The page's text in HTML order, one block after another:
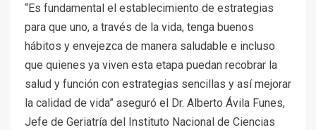
“Es fundamental el establecimiento de estrategias
para que uno, a través de la vida, tenga buenos
hábitos y envejezca de manera saludable e incluso
que quienes ya viven esta etapa puedan recobrar la
salud y función con estrategias sencillas y así mejorar
la calidad de vida” aseguró el Dr. Alberto Ávila Funes,
Jefe de Geriatría del Instituto Nacional de Ciencias